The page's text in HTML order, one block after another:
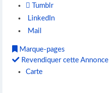
Tumblr
LinkedIn
Mail
Marque-pages
Revendiquer cette Annonce
Carte